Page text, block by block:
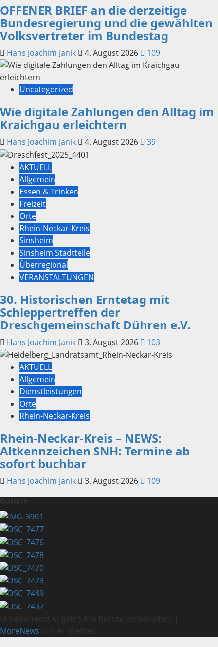
OFFENER BRIEF an die derzeitige
Bundesregierung und die gewählten
Volksvertreter im Bundestag
Hans Joachim Janik 4. August 2026 109
Uncategorized
Wie digitale Zahlungen den Alltag im
Kraichgau erleichtern
Hans Joachim Janik 4. August 2026 39
AKTUELL
Allgemein
Essen & Trinken
Freizeit
Orte
Rhein-Neckar-Kreis
Sinsheim
Sinsheim Stadtteile
Überregional
VERANSTALTUNGEN
30. Historischen Erntetag mit
Schleppertreffen der
Dreschgemeinschaft Dühren e.V.
Hans Joachim Janik 3. August 2026 103
AKTUELL
Allgemein
Dienstleistungen
Orte
Rhein-Neckar-Kreis
Rhein-Neckar-Kreis – NEWS:
Altkennzeichen SNH: Termine ab
sofort buchbar
Hans Joachim Janik 3. August 2026
109
MoreNews